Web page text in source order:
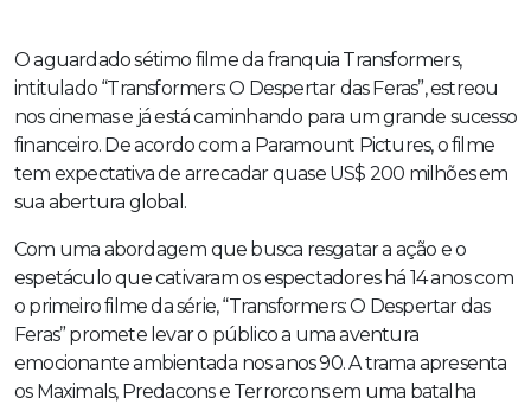
O aguardado sétimo filme da franquia Transformers,
intitulado “Transformers: O Despertar das Feras”, estreou
nos cinemas e já está caminhando para um grande sucesso
financeiro. De acordo com a Paramount Pictures, o filme
tem expectativa de arrecadar quase US$ 200 milhões em
sua abertura global.
Com uma abordagem que busca resgatar a ação e o
espetáculo que cativaram os espectadores há 14 anos com
o primeiro filme da série, “Transformers: O Despertar das
Feras” promete levar o público a uma aventura
emocionante ambientada nos anos 90. A trama apresenta
os Maximals, Predacons e Terrorcons em uma batalha